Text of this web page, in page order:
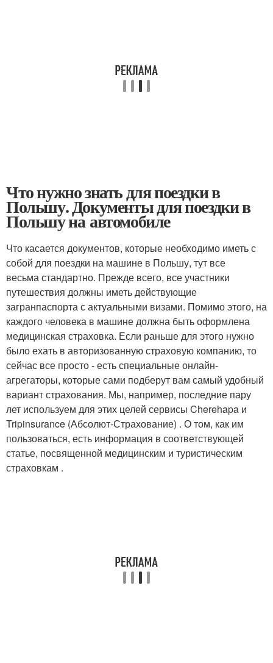
Что нужно знать для поездки в
Польшу. Документы для поездки в
Польшу на автомобиле
Что касается документов, которые необходимо иметь с
собой для поездки на машине в Польшу, тут все
весьма стандартно. Прежде всего, все участники
путешествия должны иметь действующие
загранпаспорта с актуальными визами. Помимо этого, на
каждого человека в машине должна быть оформлена
медицинская страховка. Если раньше для этого нужно
было ехать в авторизованную страховую компанию, то
сейчас все просто - есть специальные онлайн-
агрегаторы, которые сами подберут вам самый удобный
вариант страхования. Мы, например, последние пару
лет используем для этих целей сервисы Cherehapa и
Tripinsurance (Абсолют-Страхование) . О том, как им
пользоваться, есть информация в соответствующей
статье, посвященной медицинским и туристическим
страховкам .